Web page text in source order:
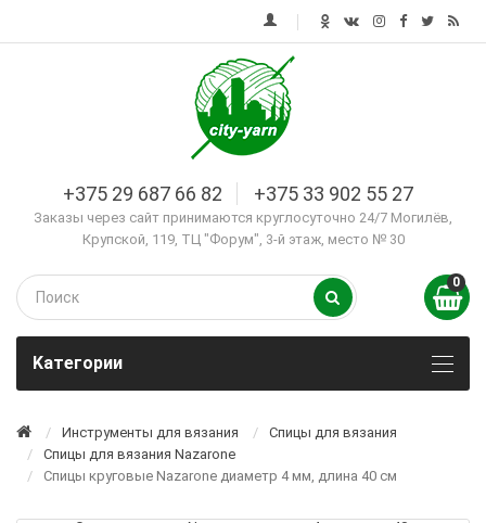
+375 29 687 66 82 +375 33 902 55 27
Заказы через сайт принимаются круглосуточно 24/7 Могилёв,
Крупской, 119, ТЦ "Форум", 3-й этаж, место № 30
0
Kатегории
Инструменты для вязания
Спицы для вязания
Спицы для вязания Nazarone
Спицы круговые Nazarone диаметр 4 мм, длина 40 см